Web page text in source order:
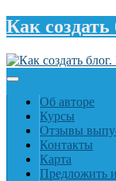
Как
Об авторе
Курсы
Отзывы
Контакты
Карта
Предложить